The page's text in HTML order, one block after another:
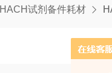
HACH试剂备件耗材